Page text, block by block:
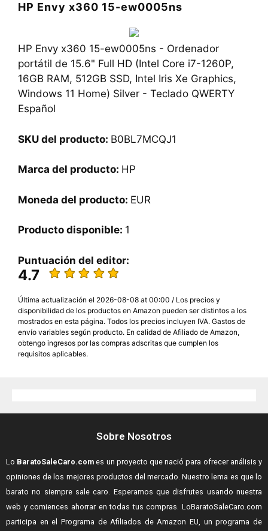
HP Envy x360 15-ew0005ns
HP Envy x360 15-ew0005ns - Ordenador
portátil de 15.6" Full HD (Intel Core i7-1260P,
16GB RAM, 512GB SSD, Intel Iris Xe Graphics,
Windows 11 Home) Silver - Teclado QWERTY
Español
SKU del producto: ‎B0BL7MCQJ1
Marca del producto: HP
Moneda del producto: EUR
Producto disponible: 1
Puntuación del editor:
4.7
Última actualización el 2026-08-08 at 00:00 / Los precios y
disponibilidad de los productos en Amazon pueden ser distintos a los
mostrados en esta página. Todos los precios incluyen IVA. Gastos de
envío variables según producto. En calidad de Afiliado de Amazon,
obtengo ingresos por las compras adscritas que cumplen los
requisitos aplicables.
Sobre Nosotros
Lo BaratoSaleCaro.com es un proyecto que nació para ofrecer análisis y
opiniones de los mejores productos del mercado. Nuestro lema es que lo
barato no siempre sale caro. Esperamos que disfrutes usando nuestra
web y comiences ahorrar en todas tus compras. LoBaratoSaleCaro.com
participa en el Programa de Afiliados de Amazon EU, un programa de